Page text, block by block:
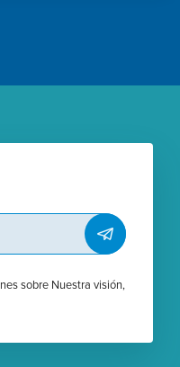
sobre Nuestra visión,